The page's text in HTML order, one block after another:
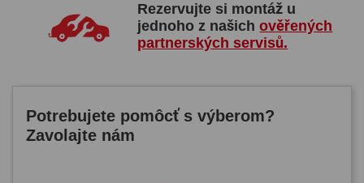
Rezervujte si montáž u
jednoho z našichověřených
partnerských servisů.
Potrebujete pomôcť s výberom?
Zavolajte nám